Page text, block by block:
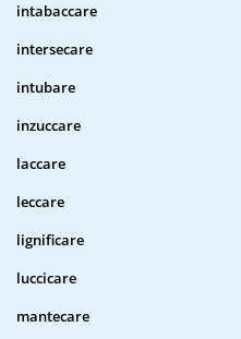
intabaccare
intersecare
intubare
inzuccare
laccare
leccare
lignificare
luccicare
mantecare